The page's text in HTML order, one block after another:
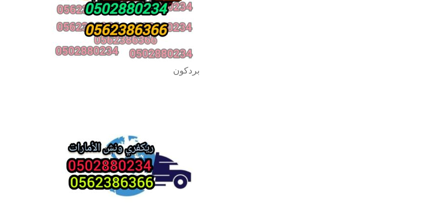
بردكون